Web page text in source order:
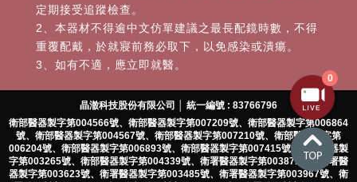
定期接受追蹤檢查。
2、本器材不得逾中文仿單建議之最長配鏡時數，不得
重覆配戴，於就寢前務必取下，以免感染或潰瘍。
3、如有不適，應立即就醫。
晶澈科技股份有限公司 │ 統一編號 : 83766796
衛部醫器製字第004566號、衛部醫器製字第007209號、衛部醫器製字第006864
號、衛部醫器製字第004567號、衛部醫器製字第007210號、衛部醫器製字第
006204號、衛部醫器製字第006893號、衛部醫器製字第007415號、衛署醫器製
字第003265號、衛部醫器製字第004339號、衛署醫器製字第003871號、衛署醫
器製字第003623號、衛署醫器製字第003485號、衛署醫器製字第003967號、衛
0